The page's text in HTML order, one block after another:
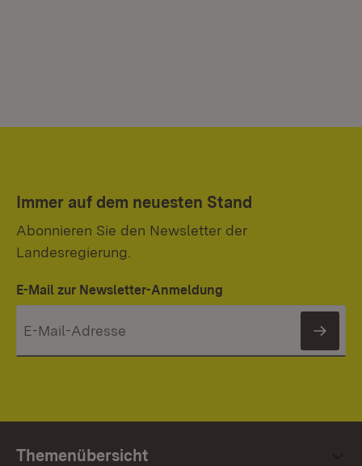
Immer auf dem neuesten Stand
Abonnieren Sie den Newsletter der
Landesregierung.
E-Mail zur Newsletter-Anmeldung
Themenübersicht